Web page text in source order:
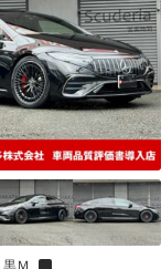
黒Ｍ